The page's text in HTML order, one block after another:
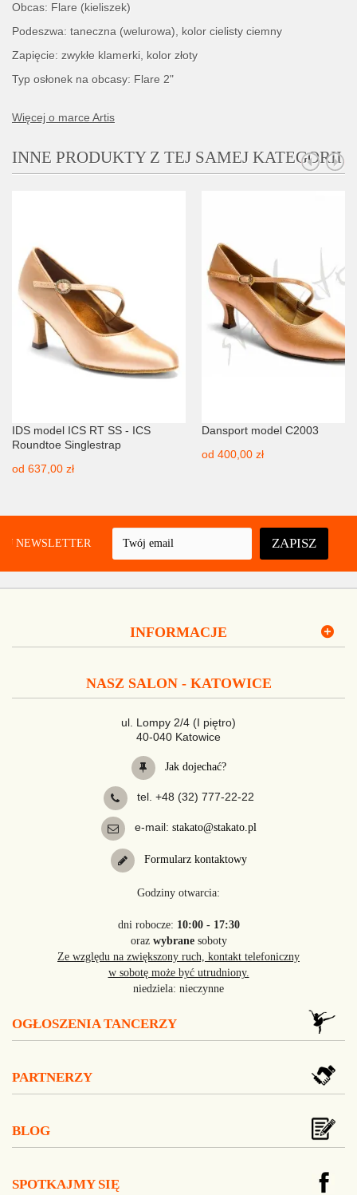
Obcas: Flare (kieliszek)
Podeszwa: taneczna (welurowa), kolor cielisty ciemny
Zapięcie: zwykłe klamerki, kolor złoty
Typ osłonek na obcasy: Flare 2"
Więcej o marce Artis
INNE PRODUKTY Z TEJ SAMEJ KATEGORII
IDS model ICS RT SS - ICS
Roundtoe Singlestrap
od 637,00 zł
Dansport model C2003
od 400,00 zł
NEWSLETTER ZAPISZ
INFORMACJE
NASZ SALON - KATOWICE
ul. Lompy 2/4 (I piętro)
40-040 Katowice
Jak dojechać?
tel. +48 (32) 777-22-22
e-mail: stakato@stakato.pl
Formularz kontaktowy
Godziny otwarcia:
dni robocze: 10:00 - 17:30
oraz wybranesoboty
Ze względu na zwiększony ruch, kontakt telefoniczny
w sobotę może być utrudniony.
niedziela: nieczynne
OGŁOSZENIA TANCERZY
PARTNERZY
BLOG
SPOTKAJMY SIĘ